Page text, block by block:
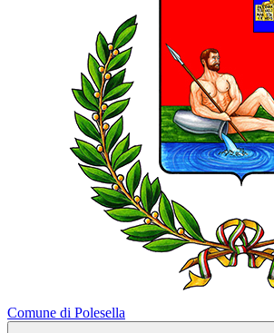
Comune di Polesella